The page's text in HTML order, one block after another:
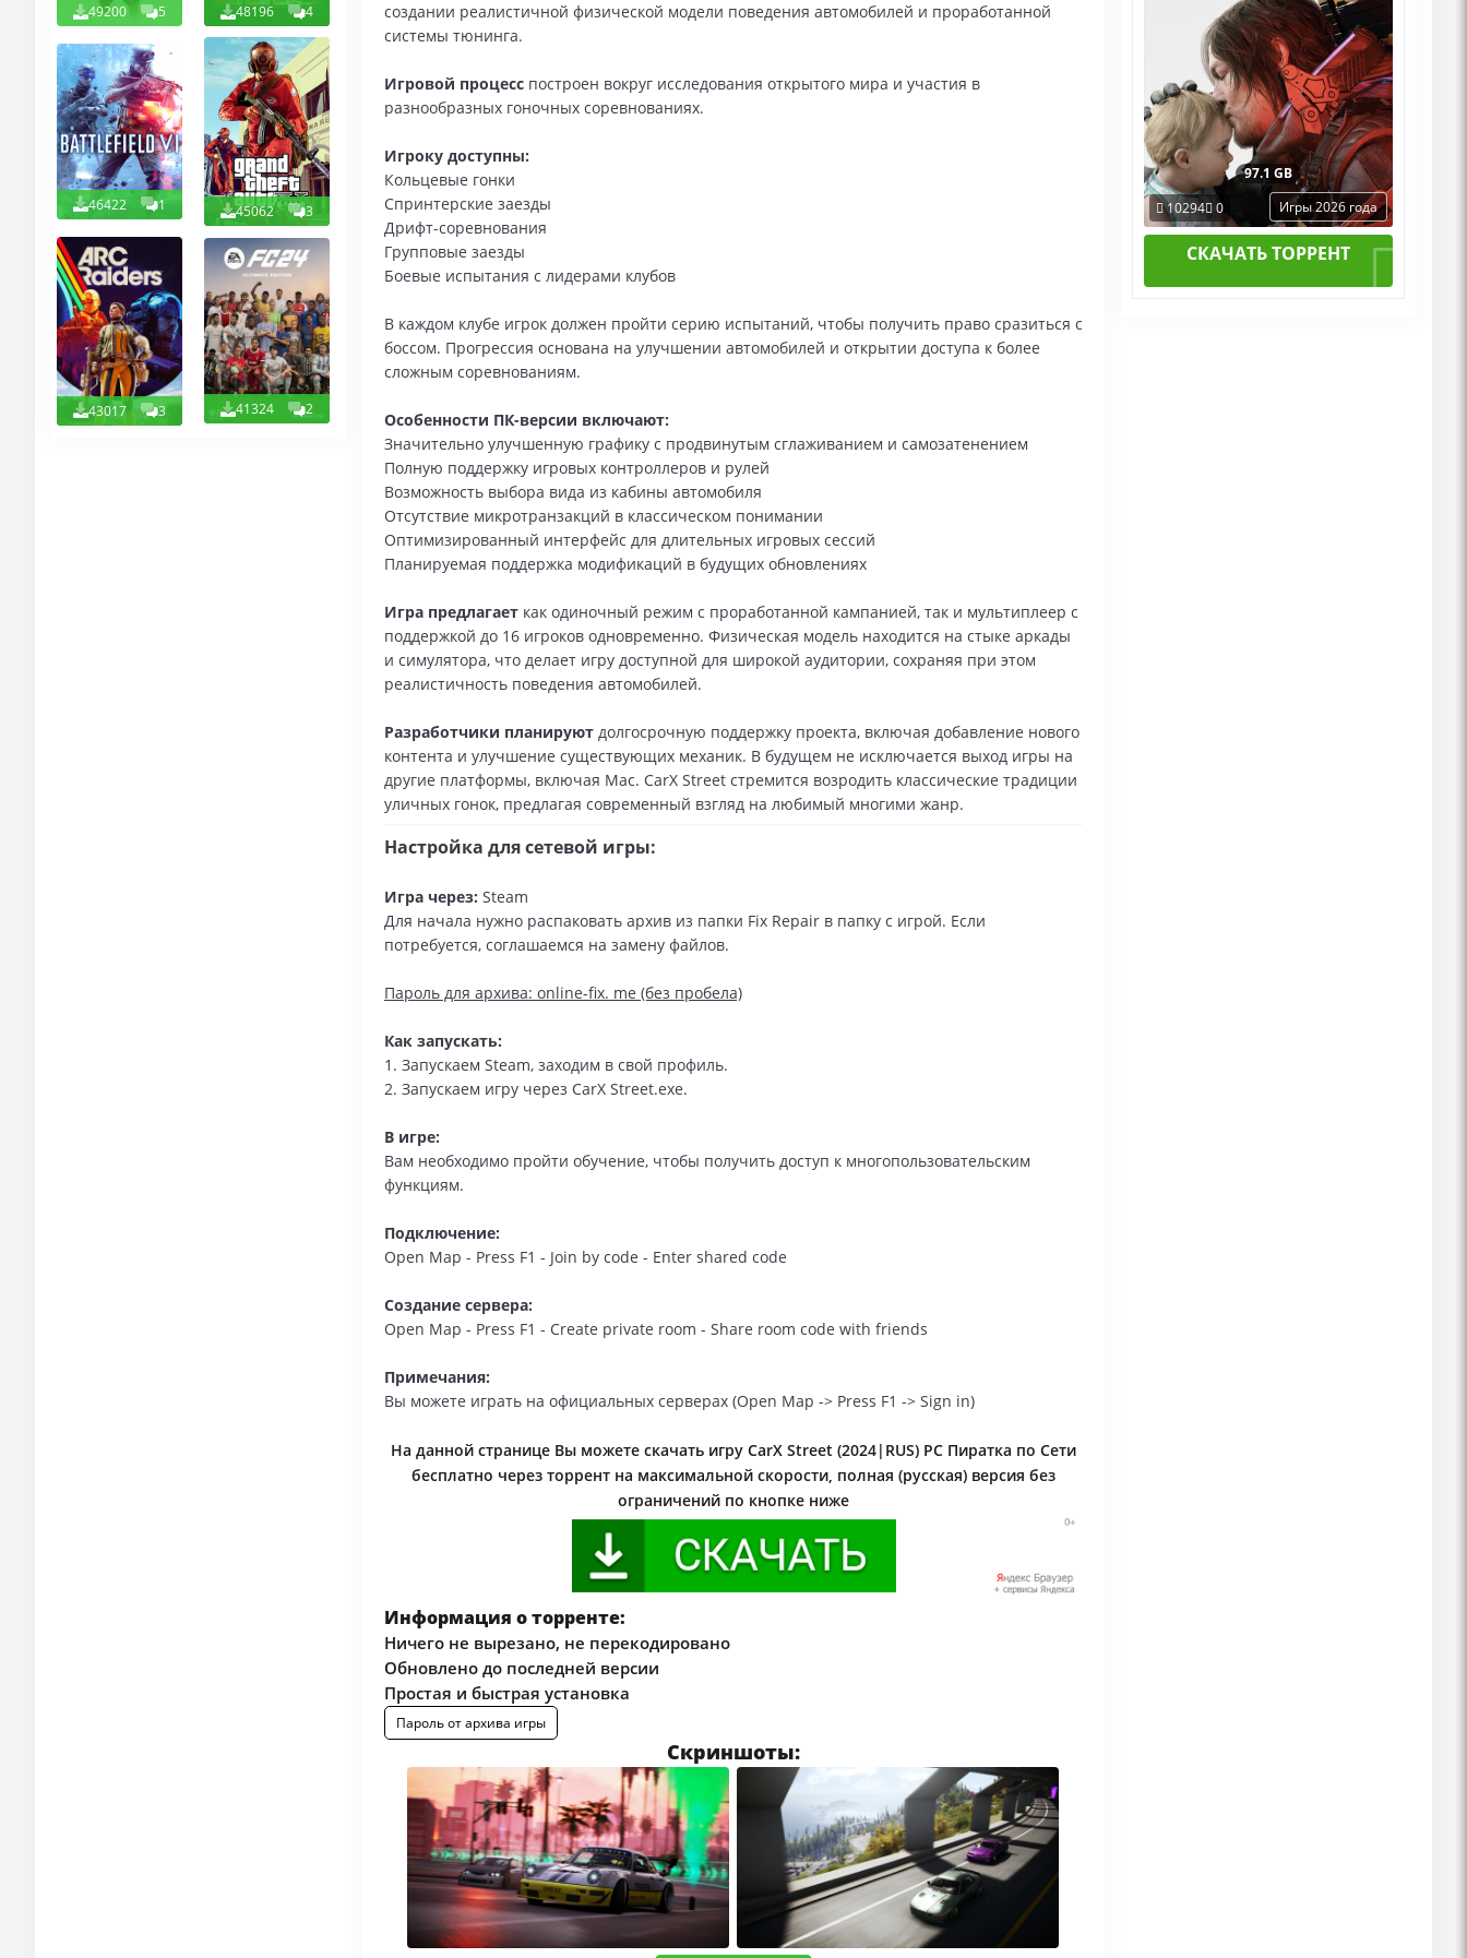
49200 5 48196 4
46422 1 45062 3
43017 3 41324 2
создании реалистичной физической модели поведения автомобилей и проработанной
системы тюнинга.
Игровой процесс построен вокруг исследования открытого мира и участия в
разнообразных гоночных соревнованиях.
Игроку доступны:
Кольцевые гонки
Спринтерские заезды
Дрифт-соревнования
Групповые заезды
Боевые испытания с лидерами клубов
В каждом клубе игрок должен пройти серию испытаний, чтобы получить право сразиться с
боссом. Прогрессия основана на улучшении автомобилей и открытии доступа к более
сложным соревнованиям.
Особенности ПК-версии включают:
Значительно улучшенную графику с продвинутым сглаживанием и самозатенением
Полную поддержку игровых контроллеров и рулей
Возможность выбора вида из кабины автомобиля
Отсутствие микротранзакций в классическом понимании
Оптимизированный интерфейс для длительных игровых сессий
Планируемая поддержка модификаций в будущих обновлениях
Игра предлагает как одиночный режим с проработанной кампанией, так и мультиплеер с
поддержкой до 16 игроков одновременно. Физическая модель находится на стыке аркады
и симулятора, что делает игру доступной для широкой аудитории, сохраняя при этом
реалистичность поведения автомобилей.
Разработчики планируют долгосрочную поддержку проекта, включая добавление нового
контента и улучшение существующих механик. В будущем не исключается выход игры на
другие платформы, включая Mac. CarX Street стремится возродить классические традиции
уличных гонок, предлагая современный взгляд на любимый многими жанр.
Настройка для сетевой игры:
Игра через: Steam
Для начала нужно распаковать архив из папки Fix Repair в папку с игрой. Если
потребуется, соглашаемся на замену файлов.
Пароль для архива: online-fix. me (без пробела)
Как запускать:
1. Запускаем Steam, заходим в свой профиль.
2. Запускаем игру через CarX Street.exe.
В игре:
Вам необходимо пройти обучение, чтобы получить доступ к многопользовательским
функциям.
Подключение:
Open Map - Press F1 - Join by code - Enter shared code
Создание сервера:
Open Map - Press F1 - Create private room - Share room code with friends
Примечания:
Вы можете играть на официальных серверах (Open Map -> Press F1 -> Sign in)
На данной странице Вы можете скачать игру CarX Street (2024|RUS) PC Пиратка по Сети
бесплатно через торрент на максимальной скорости, полная (русская) версия без
ограничений по кнопке ниже
Информация о торренте:
Ничего не вырезано, не перекодировано
Обновлено до последней версии
Простая и быстрая установка
Пароль от архива игры
Скриншоты:
97.1 GB
10294 0 Игры 2026 года
СКАЧАТЬ ТОРРЕНТ